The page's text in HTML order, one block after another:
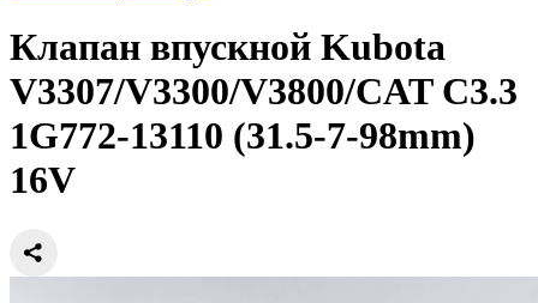
Клапан впускной Kubota
V3307/V3300/V3800/CAT C3.3
1G772-13110 (31.5-7-98mm)
16V